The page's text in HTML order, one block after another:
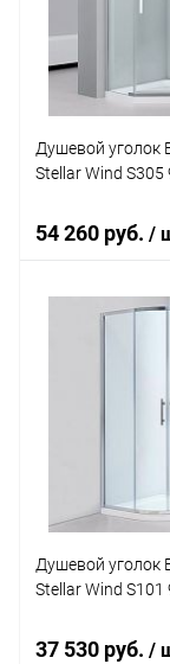
В избранное
Душевой уголок
Stellar Wind S305
54 260 руб. /
Купить в 1 клик
Душевой уголок
Stellar Wind S101
37 530 руб. /